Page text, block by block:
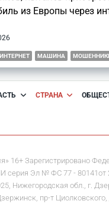
из Европы через
ИНТЕРНЕТ МАШИНА
СТРАНА
16+ Зарегистрировано
серия Эл № ФС 77 -
обл., г.
пр-т